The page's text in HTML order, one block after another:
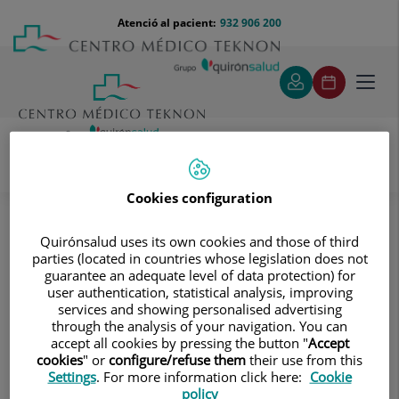
contingut
Menú
teléfono
cabecera
932 906 200
Atenció al pacient:
Unitat de Reproducció Assistida
Tractaments personalitzats
Oferim un tracte humà i
personalitzat amb la
implicació i l'esforç de tot
l'equip. Volem que les
Cookies configuration
Quirónsalud uses its own cookies and those of third
parties (located in countries whose legislation does not
guarantee an adequate level of data protection) for
user authentication, statistical analysis, improving
services and showing personalised advertising
through the analysis of your navigation. You can
accept all cookies by pressing the button "Accept
cookies" or configure/refuse them their use from this
Settings. For more information click here: Cookie
policy